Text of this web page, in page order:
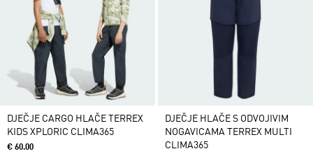
DJEČJE CARGO HLAČE TERREX
KIDS XPLORIC CLIMA365
€ 60.00
DJEČJE HLAČE S ODVOJIVIM
NOGAVICAMA TERREX MULTI
CLIMA365